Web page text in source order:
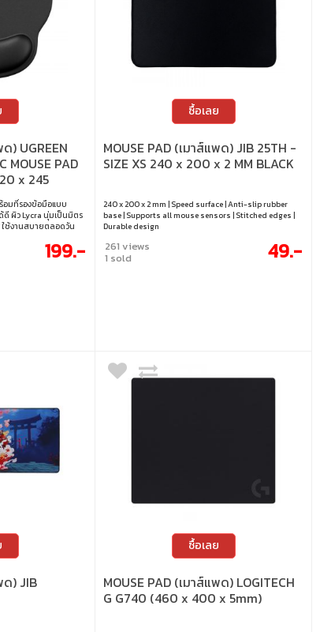
) UGREEN
MOUSE PAD
x 245
อมที่รองข้อมือแบบ
ดี ผิว Lycra นุ่มเป็นมิตร
ใช้งานสบายตลอดวัน
ำงานและเล่นเกมแบบ
ดุระบายอากาศดี ไม่อับ
199.-
ซื้อเลย
MOUSE PAD (เมาส์แพด) JIB 25TH -
SIZE XS 240 x 200 x 2 MM BLACK
240 x 200 x 2 mm | Speed surface | Anti-slip rubber
base | Supports all mouse sensors | Stitched edges |
Durable design
261 views
1 sold 49.-
ด) JIB
ซื้อเลย
MOUSE PAD (เมาส์แพด) LOGITECH
G G740 (460 x 400 x 5mm)